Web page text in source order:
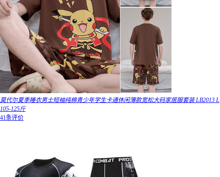
莫代尔夏季睡衣男士短袖纯棉青少年学生卡通休闲薄款宽松大码家居服套装 LB2013 L
105-125斤
41条评价